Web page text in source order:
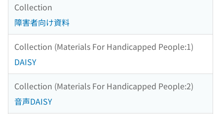
Collection
障害者向け資料
Collection (Materials For Handicapped People:1)
DAISY
Collection (Materials For Handicapped People:2)
音声DAISY